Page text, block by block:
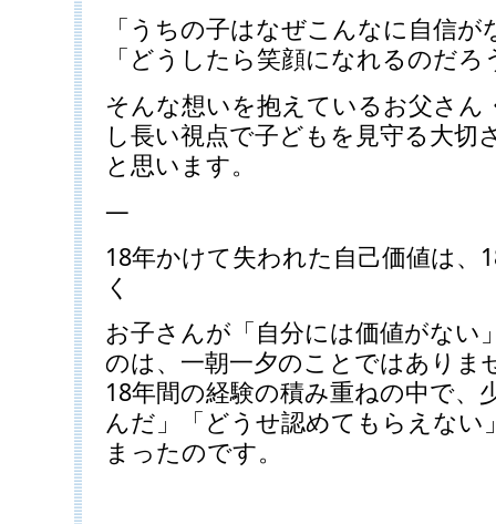
「うちの子はなぜこんなに自信
「どうしたら笑顔になれるのだろ
そんな想いを抱えているお父さん
し長い視点で子どもを見守る大切
と思います。
—
18年かけて失われた自己価値は、
く
お子さんが「自分には価値がない
のは、一朝一夕のことではありま
18年間の経験の積み重ねの中で、
んだ」「どうせ認めてもらえな
まったのです。